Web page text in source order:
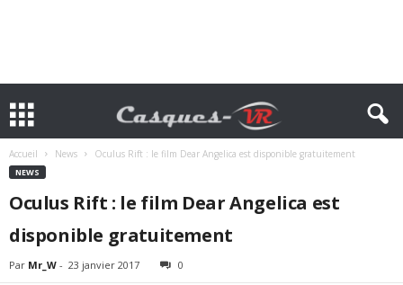
Accueil News Oculus Rift : le film Dear Angelica est disponible gratuitement
NEWS
Oculus Rift : le film Dear Angelica est
disponible gratuitement
Par Mr_W - 23 janvier 2017 0